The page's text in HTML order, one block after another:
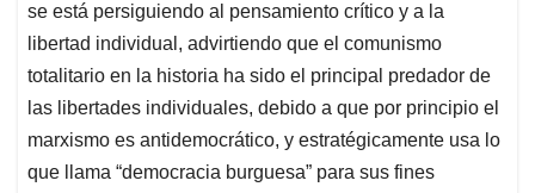
se está persiguiendo al pensamiento crítico y a la
libertad individual, advirtiendo que el comunismo
totalitario en la historia ha sido el principal predador de
las libertades individuales, debido a que por principio el
marxismo es antidemocrático, y estratégicamente usa lo
que llama “democracia burguesa” para sus fines